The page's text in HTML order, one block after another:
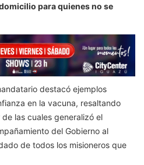
para quienes no se
destacó ejemplos
en la vacuna, resaltando
las cuales generalizó el
del Gobierno al
de todos los misioneros que